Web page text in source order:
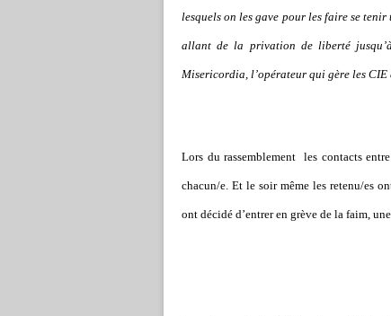
lesquels on les gave pour les faire se
allant de la privation de liberté jusqu ’
Misericordia, l’opérateur qui gère les
Lors du rassemblement les contacts
chacun/e. Et le soir même les retenu/es
ont décidé d’entrer en grève de la faim,